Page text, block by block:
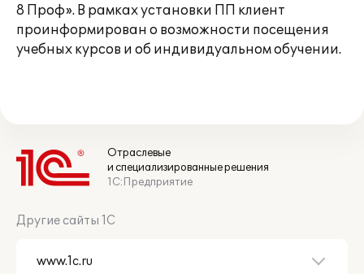
8 Проф». В рамках установки ПП клиент
проинформирован о возможности посещения
учебных курсов и об индивидуальном обучении.
Отраслевые
и специализированные решения
1С:Предприятие
Другие сайты 1С